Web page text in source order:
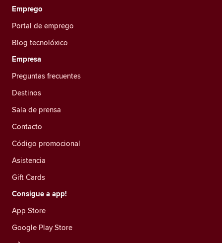
Emprego
Portal de emprego
Blog tecnolóxico
Empresa
Preguntas frecuentes
Destinos
Sala de prensa
Contacto
Código promocional
Asistencia
Gift Cards
Consigue a app!
App Store
Google Play Store